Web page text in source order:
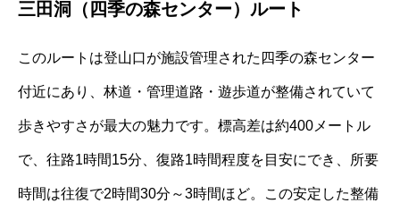
三田洞（四季の森センター）ルート
このルートは登山口が施設管理された四季の森センター
付近にあり、林道・管理道路・遊歩道が整備されていて
歩きやすさが最大の魅力です。標高差は約400メートル
で、往路1時間15分、復路1時間程度を目安にでき、所要
時間は往復で2時間30分～3時間ほど。この安定した整備